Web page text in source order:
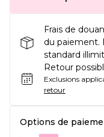
Frais de
du paiement.
standard
Retour
Exclusions
retour
Options de